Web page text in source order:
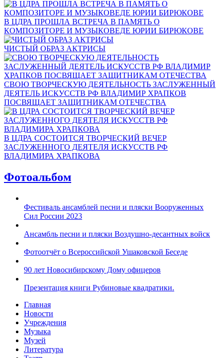
В ЦДРА ПРОШЛА ВСТРЕЧА В ПАМЯТЬ О
КОМПОЗИТОРЕ И МУЗЫКОВЕДЕ ЮРИИ БИРЮКОВЕ
ЧИСТЫЙ ОБРАЗ АКТРИСЫ
СВОЮ ТВОРЧЕСКУЮ ДЕЯТЕЛЬНОСТЬ ЗАСЛУЖЕННЫЙ
ДЕЯТЕЛЬ ИСКУССТВ РФ ВЛАДИМИР ХРАПКОВ
ПОСВЯЩАЕТ ЗАЩИТНИКАМ ОТЕЧЕСТВА
В ЦДРА СОСТОИТСЯ ТВОРЧЕСКИЙ ВЕЧЕР
ЗАСЛУЖЕННОГО ДЕЯТЕЛЯ ИСКУССТВ РФ
ВЛАДИМИРА ХРАПКОВА
Фотоальбом
Фестиваль ансамблей песни и пляски Вооруженных
Сил России 2023
Ансамбль песни и пляски Воздушно-десантных войск
Фотоотчёт о Всероссийской Ушаковской Беседе
90 лет Новосибирскому Дому офицеров
Презентация книги Рубиновые квадратики.
Главная
Новости
Учреждения
Музыка
Музей
Литература